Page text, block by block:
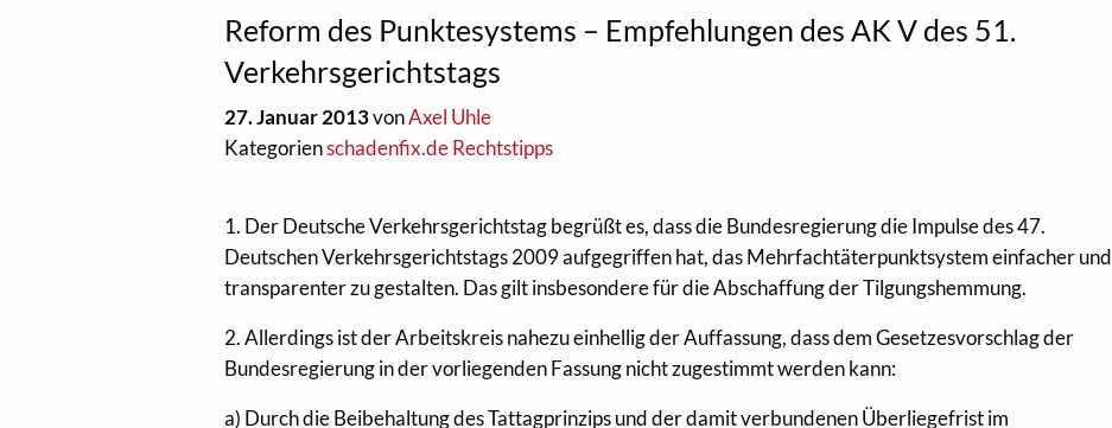
Reform des Punktesystems – Empfehlungen des AK V des 51.
Verkehrsgerichtstags
27. Januar 2013vonAxel Uhle
Kategorienschadenfix.de Rechtstipps
1. Der Deutsche Verkehrsgerichtstag begrüßt es, dass die Bundesregierung die Impulse des 47.
Deutschen Verkehrsgerichtstags 2009 aufgegriffen hat, das Mehrfachtäterpunktsystem einfacher und
transparenter zu gestalten. Das gilt insbesondere für die Abschaffung der Tilgungshemmung.
2. Allerdings ist der Arbeitskreis nahezu einhellig der Auffassung, dass dem Gesetzesvorschlag der
Bundesregierung in der vorliegenden Fassung nicht zugestimmt werden kann:
a) Durch die Beibehaltung des Tattagprinzips und der damit verbundenen Überliegefrist im